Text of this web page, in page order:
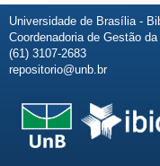
Universidade de Brasília -
Coordenadoria de Gestão
(61) 3107-2683
repositorio@unb.br